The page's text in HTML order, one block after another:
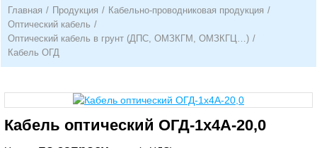
Главная / Продукция / Кабельно-проводниковая продукция /
Оптический кабель /
Оптический кабель в грунт (ДПС, ОМЗКГМ, ОМЗКГЦ…) /
Кабель ОГД
Кабель оптический ОГД-1х4А-20,0